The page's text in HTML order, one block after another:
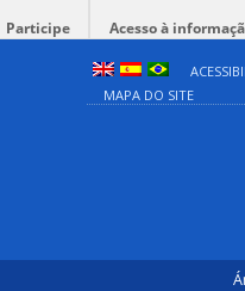
Participe Acesso à
MAPA DO SITE